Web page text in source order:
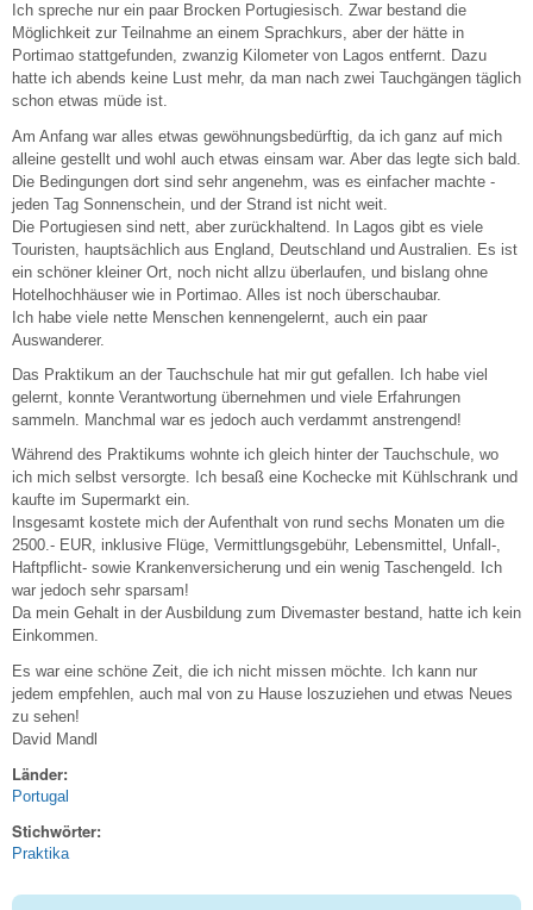
Ich spreche nur ein paar Brocken Portugiesisch. Zwar bestand die
Möglichkeit zur Teilnahme an einem Sprachkurs, aber der hätte in
Portimao stattgefunden, zwanzig Kilometer von Lagos entfernt. Dazu
hatte ich abends keine Lust mehr, da man nach zwei Tauchgängen täglich
schon etwas müde ist.
Am Anfang war alles etwas gewöhnungsbedürftig, da ich ganz auf mich
alleine gestellt und wohl auch etwas einsam war. Aber das legte sich bald.
Die Bedingungen dort sind sehr angenehm, was es einfacher machte -
jeden Tag Sonnenschein, und der Strand ist nicht weit.
Die Portugiesen sind nett, aber zurückhaltend. In Lagos gibt es viele
Touristen, hauptsächlich aus England, Deutschland und Australien. Es ist
ein schöner kleiner Ort, noch nicht allzu überlaufen, und bislang ohne
Hotelhochhäuser wie in Portimao. Alles ist noch überschaubar.
Ich habe viele nette Menschen kennengelernt, auch ein paar
Auswanderer.
Das Praktikum an der Tauchschule hat mir gut gefallen. Ich habe viel
gelernt, konnte Verantwortung übernehmen und viele Erfahrungen
sammeln. Manchmal war es jedoch auch verdammt anstrengend!
Während des Praktikums wohnte ich gleich hinter der Tauchschule, wo
ich mich selbst versorgte. Ich besaß eine Kochecke mit Kühlschrank und
kaufte im Supermarkt ein.
Insgesamt kostete mich der Aufenthalt von rund sechs Monaten um die
2500.- EUR, inklusive Flüge, Vermittlungsgebühr, Lebensmittel, Unfall-,
Haftpflicht- sowie Krankenversicherung und ein wenig Taschengeld. Ich
war jedoch sehr sparsam!
Da mein Gehalt in der Ausbildung zum Divemaster bestand, hatte ich kein
Einkommen.
Es war eine schöne Zeit, die ich nicht missen möchte. Ich kann nur
jedem empfehlen, auch mal von zu Hause loszuziehen und etwas Neues
zu sehen!
David Mandl
Länder:
Portugal
Stichwörter:
Praktika